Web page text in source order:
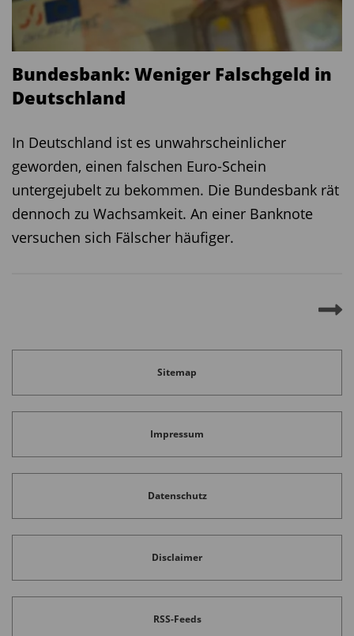
Bundesbank: Weniger Falschgeld in
Deutschland
In Deutschland ist es unwahrscheinlicher
geworden, einen falschen Euro-Schein
untergejubelt zu bekommen. Die Bundesbank rät
dennoch zu Wachsamkeit. An einer Banknote
versuchen sich Fälscher häufiger.
Sitemap
Impressum
Datenschutz
Disclaimer
RSS-Feeds